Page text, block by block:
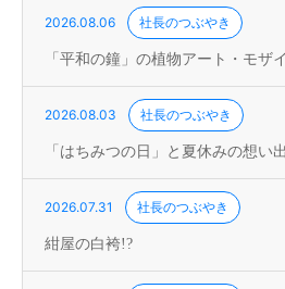
2026.08.06 社長のつぶやき
「平和の鐘」の植物アート・モザ
2026.08.03 社長のつぶやき
「はちみつの日」と夏休みの想い出
2026.07.31 社長のつぶやき
紺屋の白袴!?